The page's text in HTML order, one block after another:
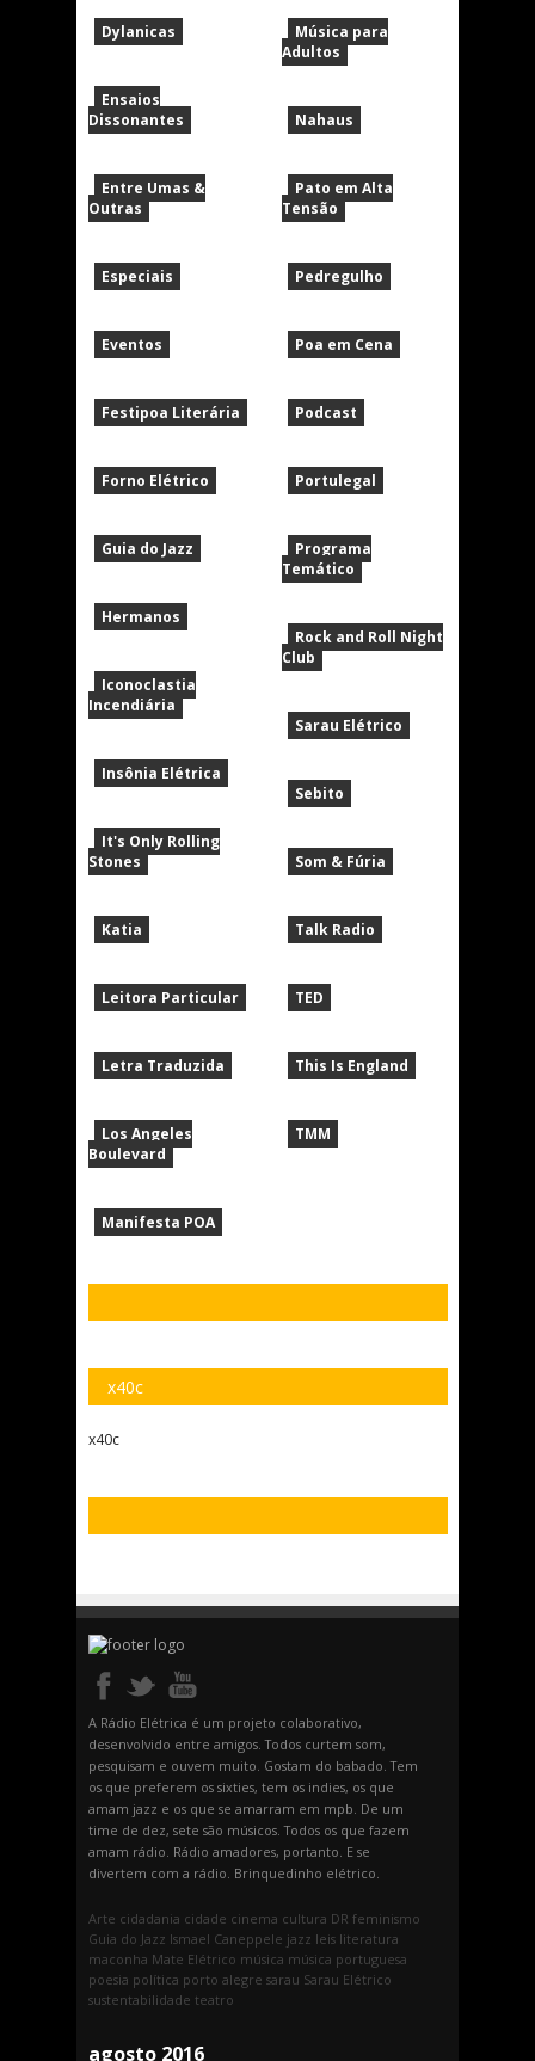
Dylanicas
Ensaios
Dissonantes
Entre Umas &
Outras
Especiais
Eventos
Festipoa Literária
Forno Elétrico
Guia do Jazz
Hermanos
Iconoclastia
Incendiária
Insônia Elétrica
It's Only Rolling
Stones
Katia
Leitora Particular
Letra Traduzida
Los Angeles
Boulevard
Manifesta POA
Música para
Adultos
Nahaus
Pato em Alta
Tensão
Pedregulho
Poa em Cena
Podcast
Portulegal
Programa
Temático
Rock and Roll Night
Club
Sarau Elétrico
Sebito
Som & Fúria
Talk Radio
TED
This Is England
TMM
x40c
x40c
A Rádio Elétrica é um projeto colaborativo,
desenvolvido entre amigos. Todos curtem som,
pesquisam e ouvem muito. Gostam do babado. Tem
os que preferem os sixties, tem os indies, os que
amam jazz e os que se amarram em mpb. De um
time de dez, sete são músicos. Todos os que fazem
amam rádio. Rádio amadores, portanto. E se
divertem com a rádio. Brinquedinho elétrico.
Arte cidadania cidade cinema cultura DR feminismo
Guia do Jazz Ismael Caneppele jazz leis literatura
maconha Mate Elétrico música música portuguesa
poesia política porto alegre sarau Sarau Elétrico
sustentabilidade teatro
agosto 2016